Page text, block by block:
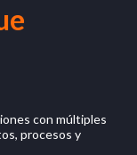
con múltiples
procesos y